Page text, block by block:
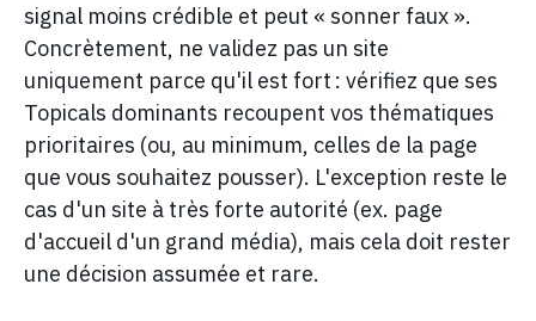
signal moins crédible et peut « sonner faux ».
Concrètement, ne validez pas un site
uniquement parce qu'il est fort : vérifiez que ses
Topicals dominants recoupent vos thématiques
prioritaires (ou, au minimum, celles de la page
que vous souhaitez pousser). L'exception reste le
cas d'un site à très forte autorité (ex. page
d'accueil d'un grand média), mais cela doit rester
une décision assumée et rare.